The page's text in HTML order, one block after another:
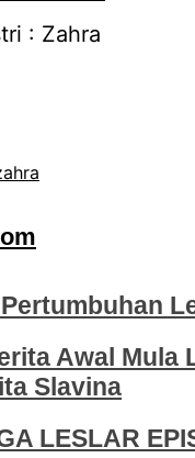
: Zahra
Awal Mula
Slavina
LESLAR